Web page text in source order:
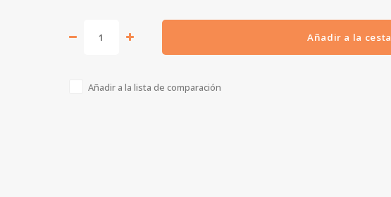
Añadir a la cesta
Añadir a la lista de comparación